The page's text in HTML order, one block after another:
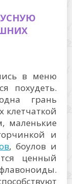
в меню
похудеть.
грань
клетчаткой
маленькие
и
, боулов и
ценный